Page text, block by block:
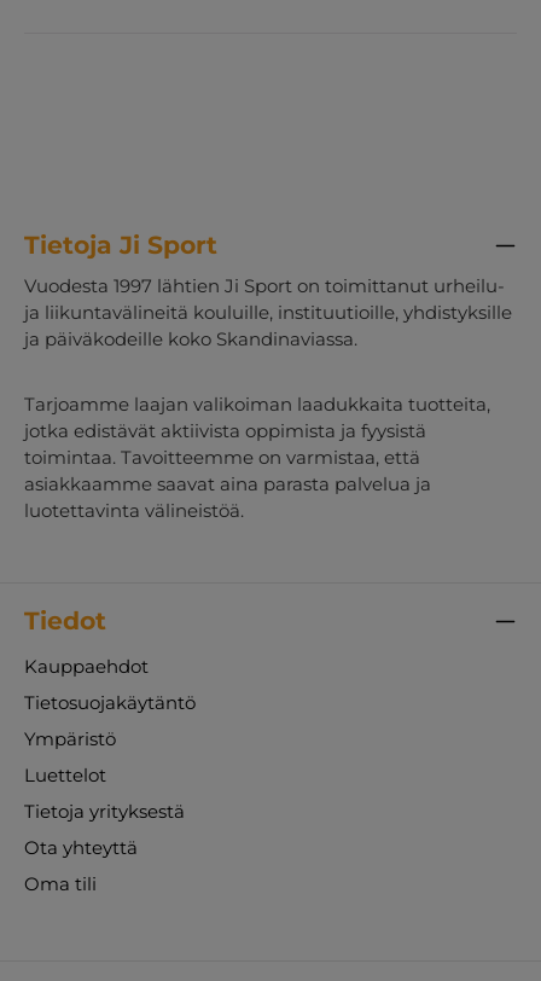
Tietoja Ji Sport
Vuodesta 1997 lähtien Ji Sport on toimittanut urheilu-
ja liikuntavälineitä kouluille, instituutioille, yhdistyksille
ja päiväkodeille koko Skandinaviassa.
Tarjoamme laajan valikoiman laadukkaita tuotteita,
jotka edistävät aktiivista oppimista ja fyysistä
toimintaa. Tavoitteemme on varmistaa, että
asiakkaamme saavat aina parasta palvelua ja
luotettavinta välineistöä.
Tiedot
Kauppaehdot
Tietosuojakäytäntö
Ympäristö
Luettelot
Tietoja yrityksestä
Ota yhteyttä
Oma tili